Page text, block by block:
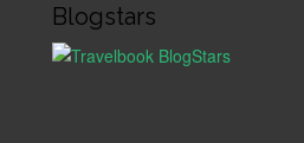
Blogstars